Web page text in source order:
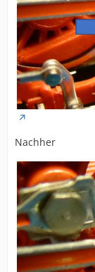
Nachher